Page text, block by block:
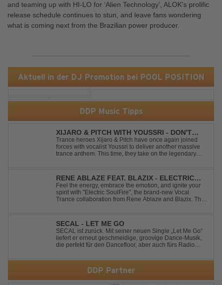
Aktuell in der DJ Promotion bei POOL POSITION
DDP Music Tipps
XIJARO & PITCH WITH YOUSSRI - DON'T
YOU WORRY CHILD
Trance heroes Xijaro & Pitch have once again joined
forces with vocalist Youssri to deliver another massive
trance anthem. This time, they take on the legendary
perfectly preserving the...
RENE ABLAZE FEAT. BLAZIX - ELECTRIC
SOULFIRE
Feel the energy, embrace the emotion, and ignite your
spirit with "Electric SoulFire", the brand-new Vocal
Trance collaboration from Rene Ablaze and Blazix. This
Uplifting Vocal Trance me...
SECAL - LET ME GO
SECAL ist zurück. Mit seiner neuen Single „Let Me Go“
liefert er erneut geschmeidige, groovige Dance-Musik,
die perfekt für den Dancefloor, aber auch fürs Radio
ist. Deep House trifft auf Dance-Pop – man darf
gespannt sein, was als Nächstes...
DDP Partner
and teaming up with HI-LO for ‘Alien Technology’, ALOK's prolific
release schedule continues to stun, and leave fans wondering
what is coming next from the Brazilian power producer.